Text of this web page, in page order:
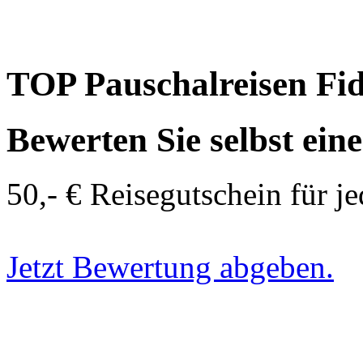
TOP Pauschalreisen
Bewerten Sie selbst
50,- € Reisegutschein für
Jetzt Bewertung abgeben.